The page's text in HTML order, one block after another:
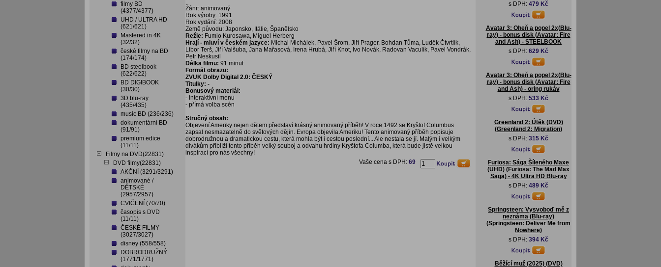
filmy BD
(4377/4377)
UHD / ULTRA HD
(621/621)
Mastered in 4K
(32/32)
české filmy na BD
(174/174)
BD steelbook
(622/622)
BD DIGIBOOK
(30/30)
3D blu-ray
(435/435)
music BD (236/236)
dokumentární BD
(91/91)
premium edice
(11/11)
Filmy na DVD(22831)
DVD filmy(22831)
AKČNÍ (3291/3291)
animované /
DĚTSKÉ
(2957/2957)
CVIČENÍ (70/70)
časopis s DVD
(11/11)
ČESKÉ FILMY
(3027/3027)
disney (558/558)
DOBRODRUŽNÝ
(1771/1771)
Žánr: animovaný
Rok výroby: 1991
Rok vydání: 2008
Země původu: Japonsko, Itálie, Španělsko
Režie: Fumio Kurosawa, Miguel Herberg
Hrají - mluví v českém jazyce: Michal Michálek, Pavel Šrom, Jiří Prager, Bohdan Tůma, Luděk Čtvrtlík,
Libor Terš, Jiří Valšuba, Jana Mařasová, Irena Hrubá, Jiří Knot, Ivo Novák, Radovan Vaculík, Pavel Vondrák,
Petr Neskusil
Délka filmu: 91 minut
Formát obrazu:
ZVUK Dolby Digital 2.0: ČESKÝ
Titulky: -
Bonusový materiál:
- interaktivní menu
- přímá volba scén
Stručný obsah:
Objevení Ameriky nejen dětem představí krásný animovaný příběh! V roce 1492 se Kryštof Columbus
zapsal nesmazatelně do světových dějin. Evropa objevila Ameriku! Tento animovaný příběh popisuje
dobrodružnou a dramatickou cestu, která mohla být i cestou poslední... Ale nestala se jí. Malým i velkým
divákům přiblíží tento příběh velký souboj a odvahu hrdiny Kryštofa Columba, která bude jistě velkou
inspirací pro nás všechny!
Vaše cena s DPH: 69
s DPH: 479 Kč
Avatar 3: Oheň a popel 2x(Blu-
ray) - bonus disk (Avatar: Fire
and Ash) - STEELBOOK
s DPH: 629 Kč
Avatar 3: Oheň a popel 2x(Blu-
ray) - bonus disk (Avatar: Fire
and Ash) - oring rukáv
s DPH: 533 Kč
Greenland 2: Útěk (DVD)
(Greenland 2: Migration)
s DPH: 315 Kč
Furiosa: Sága Šíleného Maxe
(UHD) (Furiosa: The Mad Max
Saga) - 4K Ultra HD Blu-ray
s DPH: 489 Kč
Springsteen: Vysvoboď mě z
neznáma (Blu-ray)
(Springsteen: Deliver Me from
Nowhere)
s DPH: 394 Kč
Běžící muž (2025) (DVD)